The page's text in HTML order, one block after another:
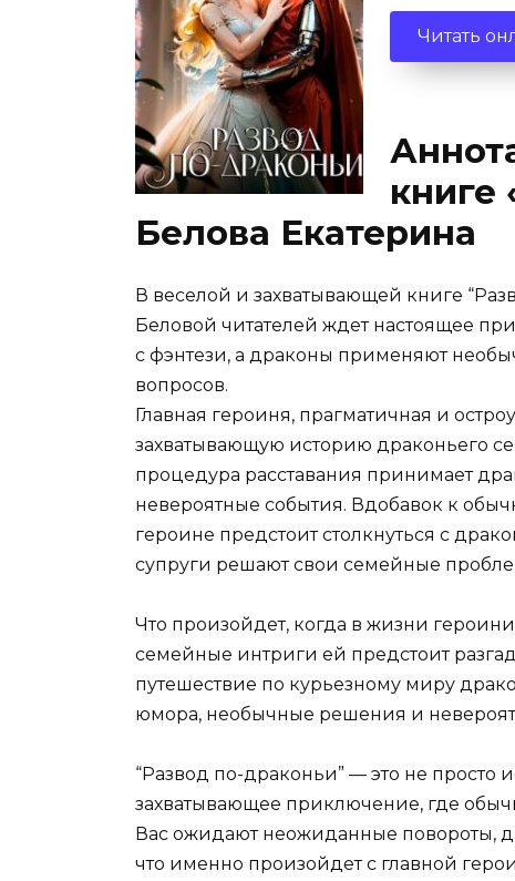
Читать
книге
Белова Екатерина
В веселой и захватывающей книге
Беловой читателей ждет настоящее
с фэнтези, а драконы применяют
вопросов.
Главная героиня, прагматичная и
захватывающую историю драконьего
процедура расставания принимает
невероятные события. Вдобавок к
героине предстоит столкнуться с
супруги решают свои семейные
Что произойдет, когда в жизни
семейные интриги ей предстоит
путешествие по курьезному миру
юмора, необычные решения и
“Развод по-драконьи” — это не просто
захватывающее приключение, где
Вас ожидают неожиданные повороты,
что именно произойдет с главной